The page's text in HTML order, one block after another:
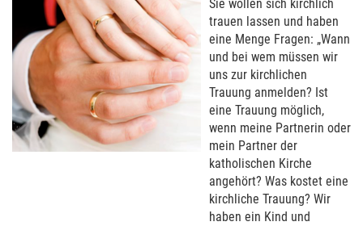
Sie wollen sich kirchlich
trauen lassen und haben
eine Menge Fragen: „Wann
und bei wem müssen wir
uns zur kirchlichen
Trauung anmelden? Ist
eine Trauung möglich,
wenn meine Partnerin oder
mein Partner der
katholischen Kirche
angehört? Was kostet eine
kirchliche Trauung? Wir
haben ein Kind und